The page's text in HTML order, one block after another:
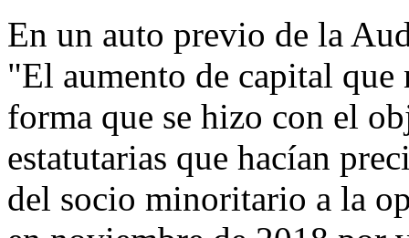
En un auto previo de la
"El aumento de capital que
forma que se hizo con el
estatutarias que hacían
del socio minoritario a la